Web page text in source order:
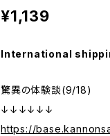
¥1,139
International
驚異の体験談(9/18)
↓↓↓↓↓↓
https://